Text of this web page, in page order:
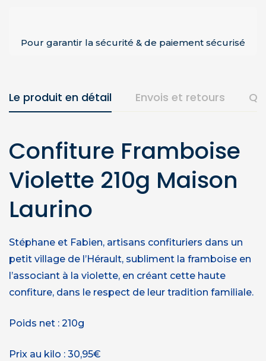
Pour garantir la sécurité & de paiement sécurisé
Le produit en détail Envois et retours
Confiture Framboise
Violette 210g Maison
Laurino
Stéphane et Fabien, artisans confituriers dans un
petit village de l’Hérault, subliment la framboise en
l’associant à la violette, en créant cette haute
confiture, dans le respect de leur tradition familiale.
Poids net : 210g
Prix au kilo : 30,95€